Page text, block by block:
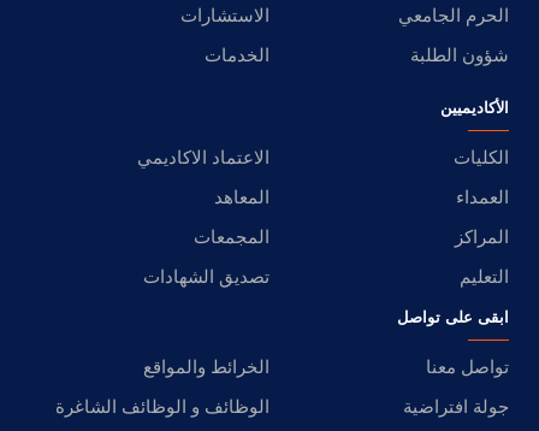
الحرم الجامعي
الاستشارات
شؤون الطلبة
الخدمات
الأكاديميين
الكليات
الاعتماد الاكاديمي
العمداء
المعاهد
المراكز
المجمعات
التعليم
تصديق الشهادات
ابقى على تواصل
تواصل معنا
الخرائط والمواقع
جولة افتراضية
الوظائف و الوظائف الشاغرة